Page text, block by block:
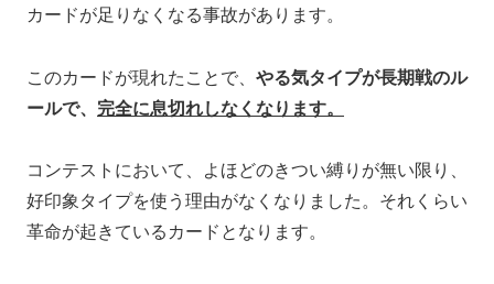
カードが足りなくなる事故があります。
このカードが現れたことで、 やる気タイプが長期戦のル
ールで、 完全に息切れしなくなります。
コンテストにおいて、よほどのきつい縛りが無い限り、
好印象タイプを使う理由がなくなりました。それくらい
革命が起きているカードとなります。